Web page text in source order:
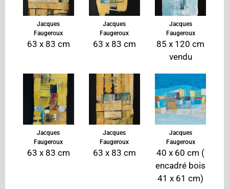
Jacques
Faugeroux
63 x 83 cm
Jacques
Faugeroux
63 x 83 cm
Jacques
Faugeroux
85 x 120 cm
vendu
Jacques
Faugeroux
63 x 83 cm
Jacques
Faugeroux
63 x 83 cm
Jacques
Faugeroux
40 x 60 cm (
encadré bois
41 x 61 cm)